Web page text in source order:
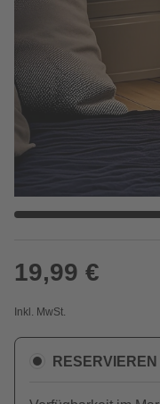
19,99 €
Inkl. MwSt.